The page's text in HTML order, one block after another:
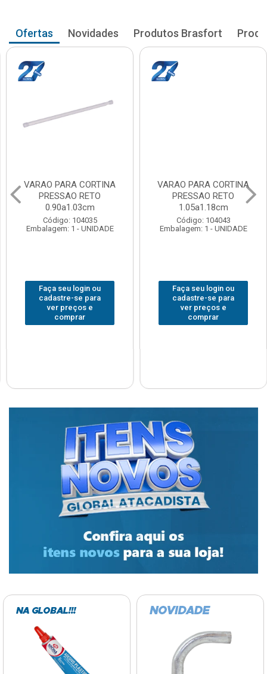
Ofertas Novidades Produtos Brasfort
VARAO PARA CORTINA
PRESSAO RETO
0.90a1.03cm
Código: 104035
Embalagem: 1 - UNIDADE
Faça seu login ou
cadastre-se para
ver preços e
comprar
VARAO PARA CORTINA
PRESSAO RETO
1.05a1.18cm
Código: 104043
Embalagem: 1 - UNIDADE
Faça seu login ou
cadastre-se para
ver preços e
comprar